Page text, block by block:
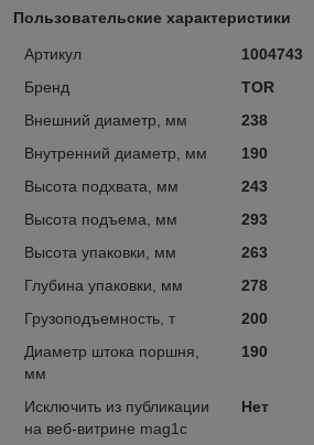
Пользовательские характеристики
Артикул
1004743
Бренд
TOR
Внешний диаметр, мм
238
Внутренний диаметр, мм
190
Высота подхвата, мм
243
Высота подъема, мм
293
Высота упаковки, мм
263
Глубина упаковки, мм
278
Грузоподъемность, т
200
Диаметр штока поршня,
мм
190
Исключить из публикации
на веб-витрине mag1c
Нет